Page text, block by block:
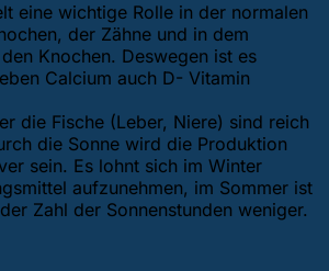
eine wichtige Rolle in der normalen
der Zähne und in dem
Knochen. Deswegen ist es
Calcium auch D- Vitamin
die Fische (Leber, Niere) sind reich
die Sonne wird die Produktion
sein. Es lohnt sich im Winter
aufzunehmen, im Sommer ist
Zahl der Sonnenstunden weniger.